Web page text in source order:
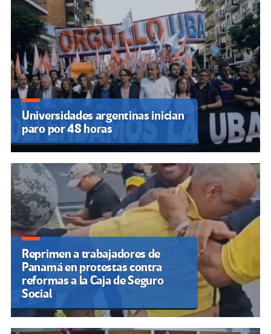
Universidades argentinas inician
paro por 48 horas
Reprimen a trabajadores de
Panamá en protestas contra
reformas a la Caja de Seguro
Social